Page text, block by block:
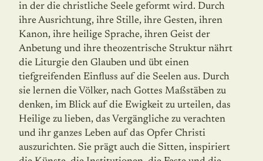
in der die christliche Seele geformt wird. Durch
ihre Ausrichtung, ihre Stille, ihre Gesten, ihren
Kanon, ihre heilige Sprache, ihren Geist der
Anbetung und ihre theo­zentrische Struktur nährt
die Liturgie den Glauben und übt einen
tiefgreifenden Einfluss auf die Seelen aus. Durch
sie lernen die Völker, nach Gottes Maßstäben zu
denken, im Blick auf die Ewigkeit zu urteilen, das
Heilige zu lieben, das Vergängliche zu verachten
und ihr ganzes Leben auf das Opfer Christi
auszurichten. Sie prägt auch die Sitten, inspiriert